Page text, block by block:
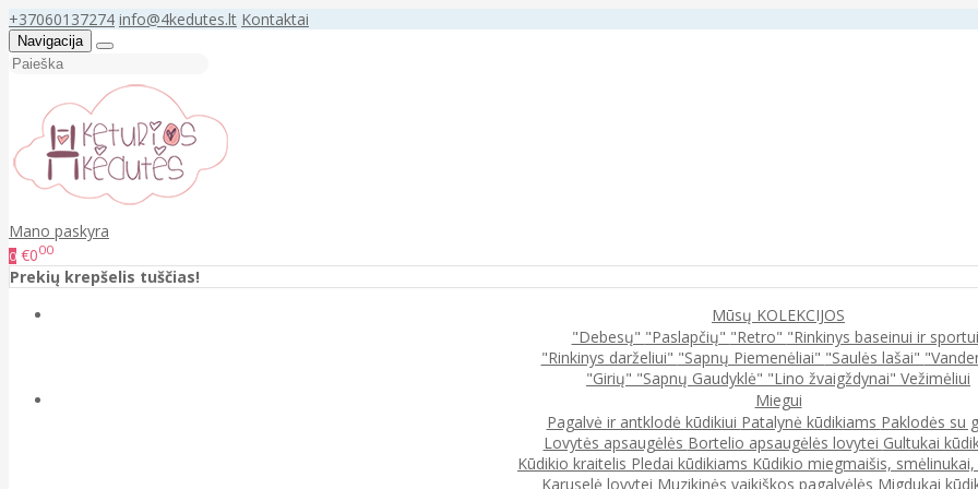
+37060137274 info@4kedutes.lt Kontaktai
Navigacija
Mano paskyra
0 €000
Prekių krepšelis tuščias!
Mūsų KOLEKCIJOS
"Debesų" "Paslapčių" "Retro" "Rinkinys baseinui ir
"Rinkinys darželiui" "Sapnų Piemenėliai" "Saulės lašai"
"Girių" "Sapnų Gaudyklė" "Lino žvaigždynai" Vežimėliui
Miegui
Pagalvė ir antklodė kūdikiui Patalynė kūdikiams Paklodės su
Lovytės apsaugėlės Bortelio apsaugėlės lovytei Gultukai
Kūdikio kraitelis Pledai kūdikiams Kūdikio miegmaišis,
Karuselė lovytei Muzikinės vaikiškos pagalvėlės Migdukai